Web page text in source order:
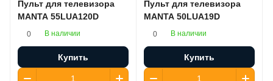
Пульт для телевизора
MANTA 55LUA120D
0 В наличии
Купить
Пульт для телевизора
MANTA 50LUA19D
0 В наличии
Купить